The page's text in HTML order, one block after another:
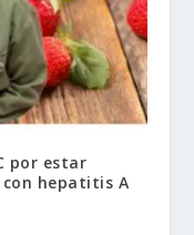
por estar
hepatitis A